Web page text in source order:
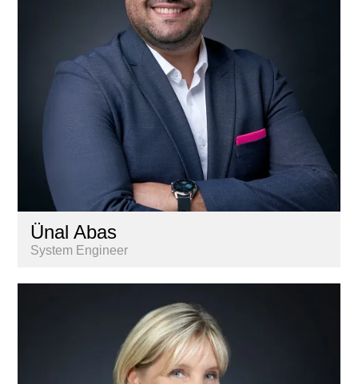
Marketing & Kommunikation
Personal
Research & Marktanalyse
Vermarktung
Ünal Abas
System Engineer